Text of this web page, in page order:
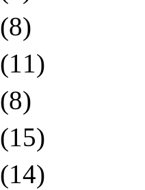
(8)
(11)
(8)
(15)
(14)